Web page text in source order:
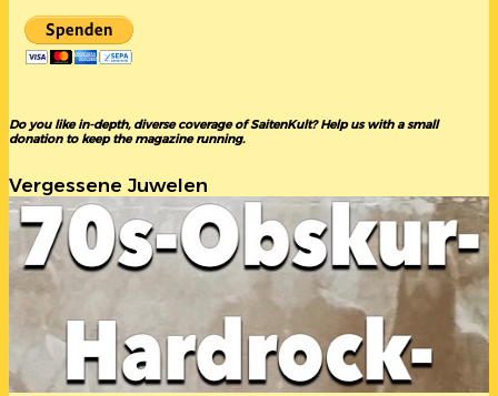
Do you like in-depth, diverse coverage of SaitenKult? Help us with a small
donation to keep the magazine running.
Vergessene Juwelen